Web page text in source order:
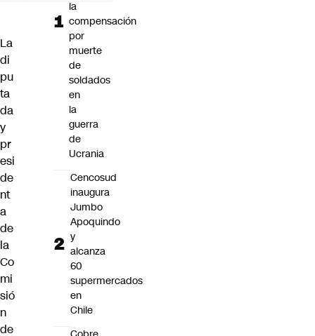
La
di
pu
ta
da
y
pr
esi
de
nt
a
de
la
Co
mi
sió
n
de
la
compensación
por
muerte
de
soldados
en
la
guerra
de
Ucrania
Cencosud
inaugura
Jumbo
Apoquindo
y
alcanza
60
supermercados
en
Chile